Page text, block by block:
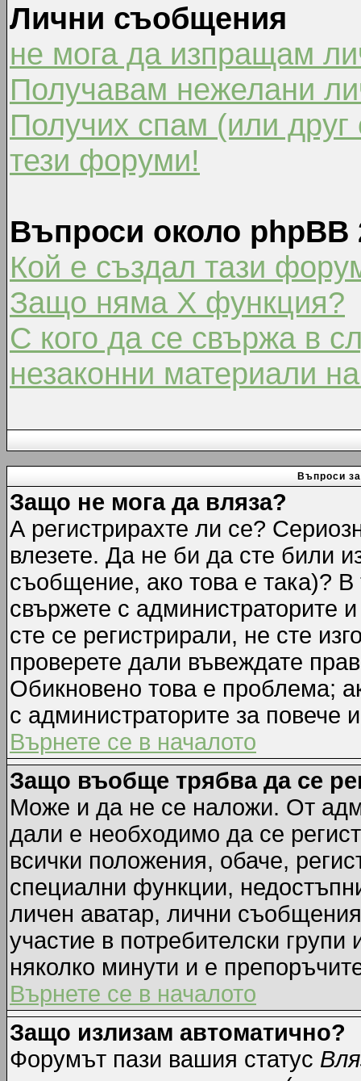
Лични съобщения
не мога да изпращам
Получавам нежелани
Получих спам (или
тези форуми!
Въпроси около phpBB
Кой е създал тази
Защо няма X функция?
С кого да се свържа в
незаконни материали
Въпроси
Защо не мога да вляза?
А регистрирахте ли се?
влезете. Да не би да сте били
съобщение, ако това е така)?
свържете с администраторите
сте се регистрирали, не сте
проверете дали въвеждате
Обикновено това е проблема;
с администраторите за повече
Върнете се в началото
Защо въобще трябва да се
Може и да не се наложи. От
дали е необходимо да се
всички положения, обаче,
специални функции,
личен аватар, лични
участие в потребителски
няколко минути и е
Върнете се в началото
Защо излизам автоматично?
Форумът пази вашия статус